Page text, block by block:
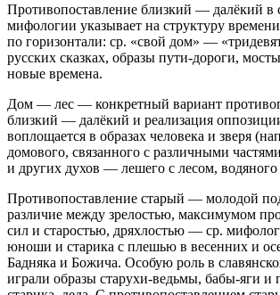
Противопоставление близкий — далёкий в
мифологии указывает на структуру
по горизонтали: ср. «свой дом» —
русских сказках, образы пути-дороги,
новые времена.
Дом — лес — конкретный вариант
близкий — далёкий и реализация
воплощается в образах человека и зверя
домового, связанного с различными
и других духов — лешего с лесом, водяного
Противопоставление старый — молодой
различие между зрелостью, максимумом
сил и старостью, дряхлостью — ср.
юноши и старика с плешью в весенних и
Бадняка и Божича. Особую роль в
играли образы старухи-ведьмы, бабы-яги и